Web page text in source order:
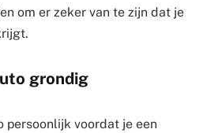
om er zeker van te zijn dat je
grondig
persoonlijk voordat je een